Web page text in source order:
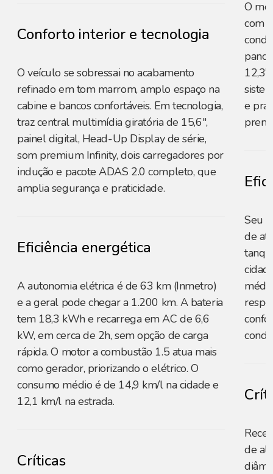
Conforto interior e tecnologia
O veículo se sobressai no acabamento
refinado em tom marrom, amplo espaço na
cabine e bancos confortáveis. Em tecnologia,
traz central multimídia giratória de 15,6",
painel digital, Head-Up Display de série,
som premium Infinity, dois carregadores por
indução e pacote ADAS 2.0 completo, que
amplia segurança e praticidade.
Eficiência energética
A autonomia elétrica é de 63 km (Inmetro)
e a geral pode chegar a 1.200 km. A bateria
tem 18,3 kWh e recarrega em AC de 6,6
kW, em cerca de 2h, sem opção de carga
rápida. O motor a combustão 1.5 atua mais
como gerador, priorizando o elétrico. O
consumo médio é de 14,9 km/l na cidade e
12,1 km/l na estrada.
Críticas
O
com
e
Seu
de
de